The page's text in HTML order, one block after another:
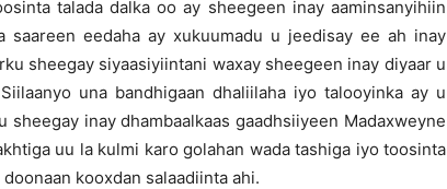
talada dalka oo ay sheegeen inay aaminsanyihiin
saareen eedaha ay xukuumadu u jeedisay ee ah inay
sheegay siyaasiyiintani waxay sheegeen inay diyaar u
una bandhigaan dhaliilaha iyo talooyinka ay u
sheegay inay dhambaalkaas gaadhsiiyeen Madaxweyne
uu la kulmi karo golahan wada tashiga iyo toosinta
kooxdan salaadiinta ahi.